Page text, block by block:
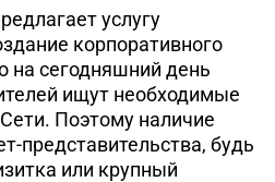
услугу
корпоративного
на сегодняшний день
ищут необходимые
Поэтому наличие
представительства, будь
или крупный